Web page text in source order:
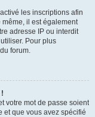
les inscriptions afin
même, il est également
adresse IP ou interdit
Pour plus
forum.
votre mot de passe soient
et que vous avez spécifié